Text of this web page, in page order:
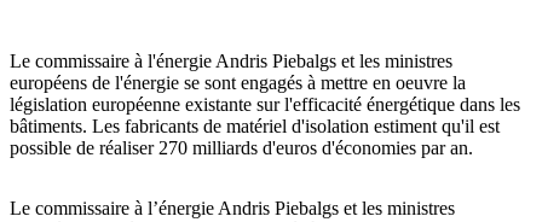
Le commissaire à l'énergie Andris Piebalgs et les ministres
européens de l'énergie se sont engagés à mettre en oeuvre la
législation européenne existante sur l'efficacité énergétique dans les
bâtiments. Les fabricants de matériel d'isolation estiment qu'il est
possible de réaliser 270 milliards d'euros d'économies par an.
Le commissaire à l’énergie Andris Piebalgs et les ministres